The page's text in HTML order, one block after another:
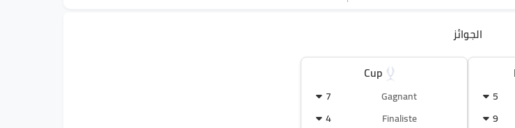
الجوائز
5
9
Cup
Gagnant
7
Finaliste
4